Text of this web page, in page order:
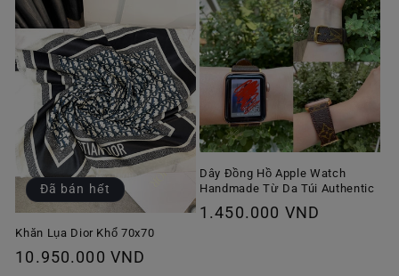
Đã bán hết
Khăn Lụa Dior Khổ 70x70
Giá
10.950.000 VND
Dây Đồng Hồ Apple Watch
Handmade Từ Da Túi Authentic
Giá
1.450.000 VND